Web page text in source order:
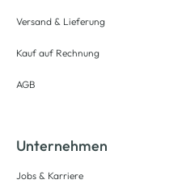
Versand & Lieferung
Kauf auf Rechnung
AGB
Unternehmen
Jobs & Karriere